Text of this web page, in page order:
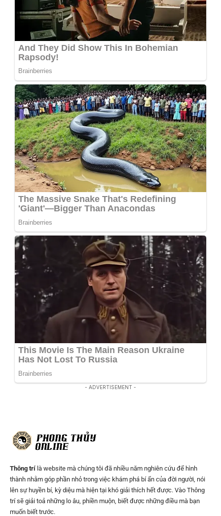
- ADVERTISEMENT -
Thông trí là website mà chúng tôi đã nhiều năm nghiên cứu để hình
thành nhằm góp phần nhỏ trong việc khám phá bí ẩn của đời người, nói
lên sự huyền bí, kỳ diệu mà hiện tại khó giải thích hết được. Vào Thông
trí sẽ giải toả những lo âu, phiền muộn, biết được những điều mà bạn
muốn biết trước.